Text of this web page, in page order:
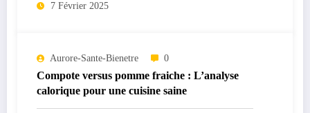
7 Février 2025
Aurore-Sante-Bienetre 0
Compote versus pomme fraiche : L’analyse
calorique pour une cuisine saine